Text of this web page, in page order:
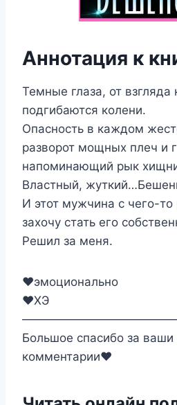
Аннотация к
Темные глаза, от взгляда
подгибаются колени.
Опасность в каждом
разворот мощных плеч и
напоминающий рык
Властный,
И этот мужчина с чего-
захочу стать его
Решил за меня.
❤️эмоционально
❤️ХЭ
Большое спасибо за ваши
комментарии❤️